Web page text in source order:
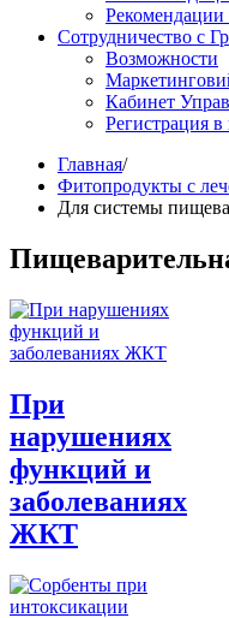
Сотрудничество с
Возможности
Кабинет
Регистрация
Главная/
Фитопродукты с
Для системы
При
нарушениях
функций и
заболеваниях
ЖКТ